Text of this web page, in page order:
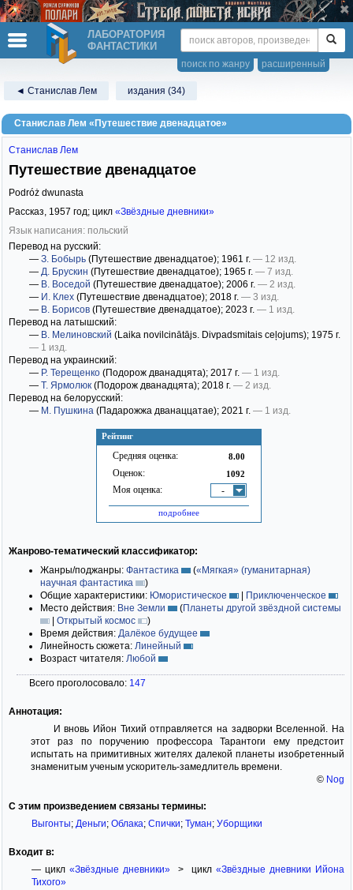
ЛАБОРАТОРИЯ
ФАНТАСТИКИ
расширенный
поиск по жанру
◄ Станислав Лем издания (34)
Станислав Лем «Путешествие двенадцатое»
Рейтинг
Средняя оценка: 8.00
Оценок: 1092
Моя оценка: -
подробнее
Станислав Лем
Путешествие двенадцатое
Podróż dwunasta
Рассказ, 1957 год; цикл «Звёздные дневники»
Язык написания: польский
Перевод на русский:
— З. Бобырь (Путешествие двенадцатое); 1961 г. — 12 изд.
— Д. Брускин (Путешествие двенадцатое); 1965 г. — 7 изд.
— В. Воседой (Путешествие двенадцатое); 2006 г. — 2 изд.
— И. Клех (Путешествие двенадцатое); 2018 г. — 3 изд.
— В. Борисов (Путешествие двенадцатое); 2023 г. — 1 изд.
Перевод на латышский:
— В. Мелиновский (Laika novilcinātājs. Divpadsmitais ceļojums); 1975 г.
— 1 изд.
Перевод на украинский:
— Р. Терещенко (Подорож дванадцята); 2017 г. — 1 изд.
— Т. Ярмолюк (Подорож дванадцята); 2018 г. — 2 изд.
Перевод на белорусский:
— М. Пушкина (Падарожжа дванаццатае); 2021 г. — 1 изд.
Жанрово-тематический классификатор:
Жанры/поджанры: Фантастика («Мягкая» (гуманитарная)
научная фантастика
)
Общие характеристики: Юмористическое | Приключенческое
Место действия: Вне Земли (Планеты другой звёздной системы
| Открытый космос
)
Время действия: Далёкое будущее
Линейность сюжета: Линейный
Возраст читателя: Любой
Всего проголосовало: 147
Аннотация:
И вновь Ийон Тихий отправляется на задворки Вселенной. На
этот раз по поручению профессора Тарантоги ему предстоит
испытать на примитивных жителях далекой планеты изобретенный
знаменитым ученым ускоритель-замедлитель времени.
© Nog
С этим произведением связаны термины:
Выгонты; Деньги; Облака; Спички; Туман; Уборщики
Входит в:
— цикл «Звёздные дневники»> цикл «Звёздные дневники Ийона
Тихого»